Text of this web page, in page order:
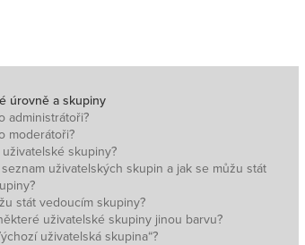
úrovně a skupiny
administrátoři?
moderátoři?
skupiny?
uživatelských skupin a jak se můžu stát
stát vedoucím skupiny?
uživatelské skupiny jinou barvu?
uživatelská skupina“?